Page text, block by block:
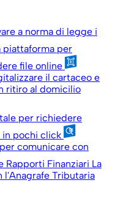
a norma di legge i
piattaforma per
file online
il cartaceo e
ritiro al domicilio
per richiedere
in pochi click
comunicare con
Rapporti Finanziari La
l'Anagrafe Tributaria